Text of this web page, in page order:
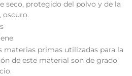
seco, protegido del polvo y de la
oscuro.
materias primas utilizadas para la
de este material son de grado